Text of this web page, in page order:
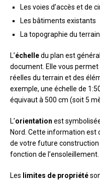
Les voies d’accès et de
Les bâtiments existants
La topographie du terrain
L’échelledu plan est
document. Elle vous
réelles du terrain et des
exemple, une échelle de
équivaut à 500 cm (soit 5
L’orientation est
Nord. Cette information est
de votre future
fonction de l’ensoleillement.
Les limites de propriété